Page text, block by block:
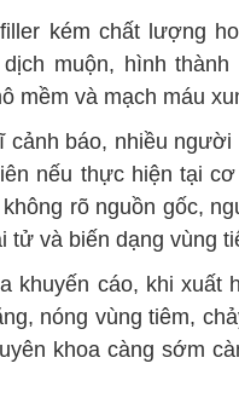
kém chất lượng
muộn, hình
mềm và mạch máu
cảnh báo, nhiều
nếu thực hiện tại
rõ nguồn gốc,
tử và biến dạng vùng
khuyến cáo, khi
nóng vùng tiêm,
khoa càng sớm